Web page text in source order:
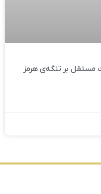
مستقل بر تنگه‌ی هرمز